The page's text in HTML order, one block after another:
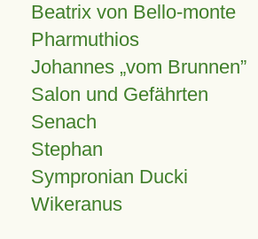
Beatrix von Bello-monte
Pharmuthios
Johannes vom Brunnen
Salon und Gefährten
Senach
Stephan
Sympronian Ducki
Wikeranus